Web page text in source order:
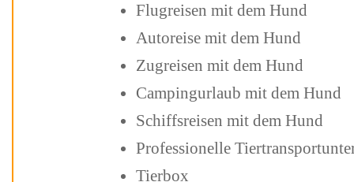
Flugreisen mit dem Hund
Autoreise mit dem Hund
Zugreisen mit dem Hund
Campingurlaub mit dem Hund
Schiffsreisen mit dem Hund
Professionelle
Tierbox